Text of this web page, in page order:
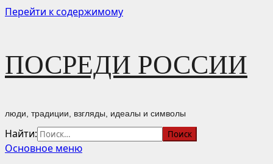
Перейти к содержимому
ПОСРЕДИ РОССИИ
люди, традиции, взгляды, идеалы и символы
Найти:
Основное меню